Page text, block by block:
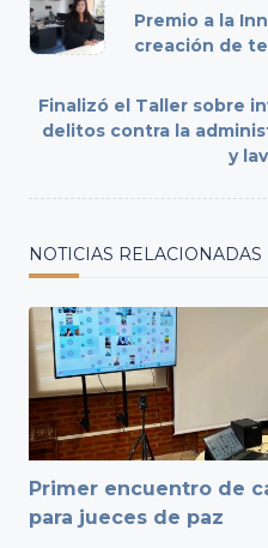
class="nav-
subtitle
reader-
text">Page</span>
Premio a la
creación de
Finalizó el Taller sobre
delitos contra la
y
NOTICIAS RELACIONADAS
Primer encuentro de
para jueces de paz